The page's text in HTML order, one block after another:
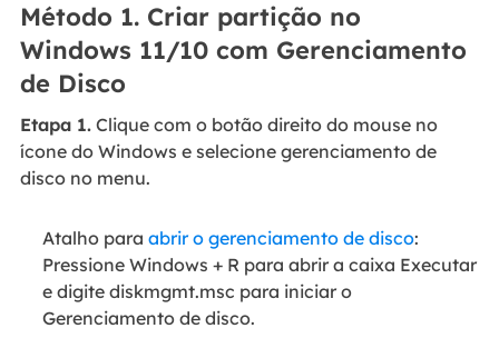
Método 1. Criar partição no
Windows 11/10 com Gerenciamento
de Disco
Etapa 1.Clique com o botão direito do mouse no
ícone do Windows e selecione gerenciamento de
disco no menu.
Atalho para abrir o gerenciamento de disco:
Pressione Windows + R para abrir a caixa Executar
e digite diskmgmt.msc para iniciar o
Gerenciamento de disco.